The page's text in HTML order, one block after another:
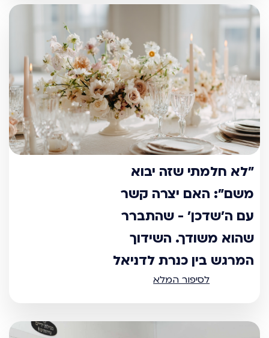
"לא חלמתי שזה יבוא
משם": האם יצרה קשר
עם ה'שדכן' - שהתברר
שהוא משודך. השידוך
המרגש בין כנרת לדניאל
לסיפור המלא